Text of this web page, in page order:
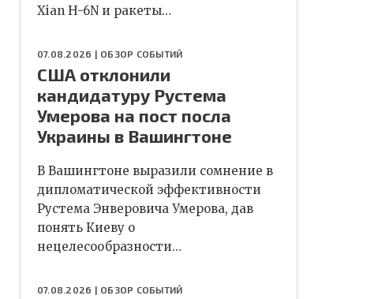
Xian H-6N и ракеты…
07.08.2026 | ОБЗОР СОБЫТИЙ
США отклонили
кандидатуру Рустема
Умерова на пост посла
Украины в Вашингтоне
В Вашингтоне выразили сомнение в
дипломатической эффективности
Рустема Энверовича Умерова, дав
понять Киеву о
нецелесообразности…
07.08.2026 | ОБЗОР СОБЫТИЙ